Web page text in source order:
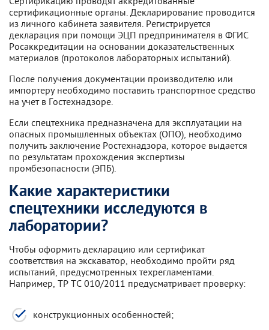
сертификационные органы. Декларирование проводится
из личного кабинета заявителя. Регистрируется
декларация при помощи ЭЦП предпринимателя в ФГИС
Росаккредитации на основании доказательственных
материалов (протоколов лабораторных испытаний).
После получения документации производителю или
импортеру необходимо поставить транспортное средство
на учет в Гостехнадзоре.
Если спецтехника предназначена для эксплуатации на
опасных промышленных объектах (ОПО), необходимо
получить заключение Ростехнадзора, которое выдается
по результатам прохождения экспертизы
промбезопасности (ЭПБ).
Какие характеристики
спецтехники исследуются в
лаборатории?
Чтобы оформить декларацию или сертификат
соответствия на экскаватор, необходимо пройти ряд
испытаний, предусмотренных техрегламентами.
Например, ТР ТС 010/2011 предусматривает проверку:
конструкционных особенностей;